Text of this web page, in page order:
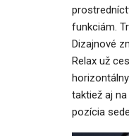
funkciám.
Dizajnové
Relax už
taktiež aj
pozícia